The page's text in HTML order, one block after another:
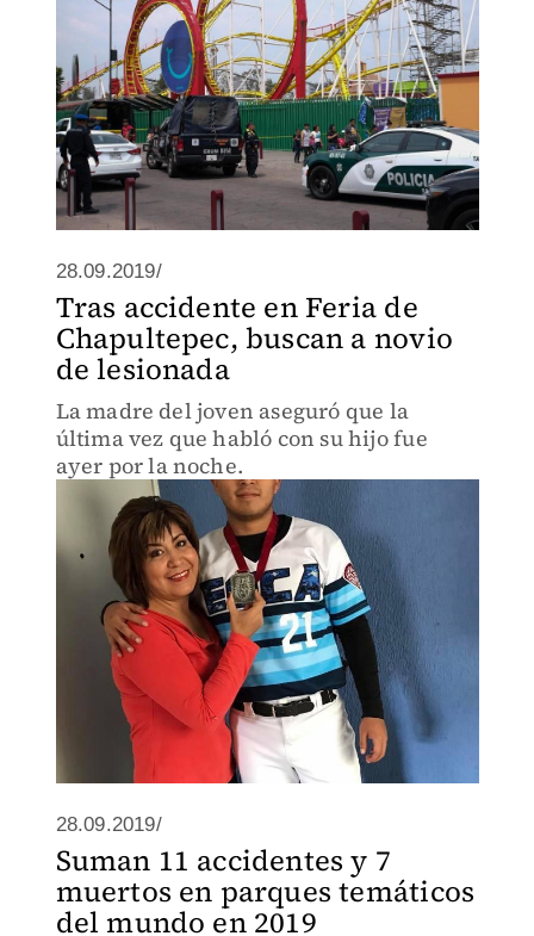
28.09.2019/
Tras accidente en Feria de
Chapultepec, buscan a novio
de lesionada
La madre del joven aseguró que la
última vez que habló con su hijo fue
ayer por la noche.
28.09.2019/
Suman 11 accidentes y 7
muertos en parques temáticos
del mundo en 2019